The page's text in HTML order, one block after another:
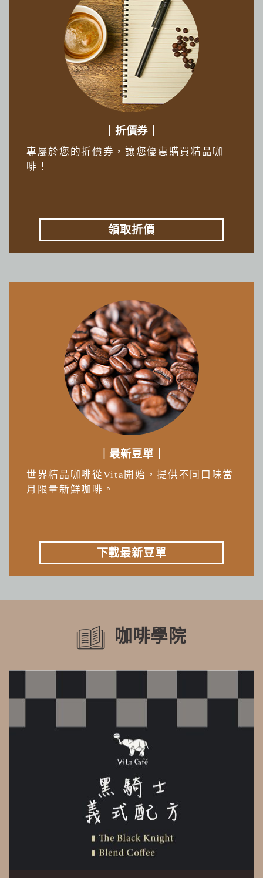
｜折價券｜
專屬於您的折價券，讓您優惠購買精品咖
啡！
領取折價
｜最新豆單｜
世界精品咖啡從Vita開始，提供不同口味當
月限量新鮮咖啡。
下載最新豆單
咖啡學院